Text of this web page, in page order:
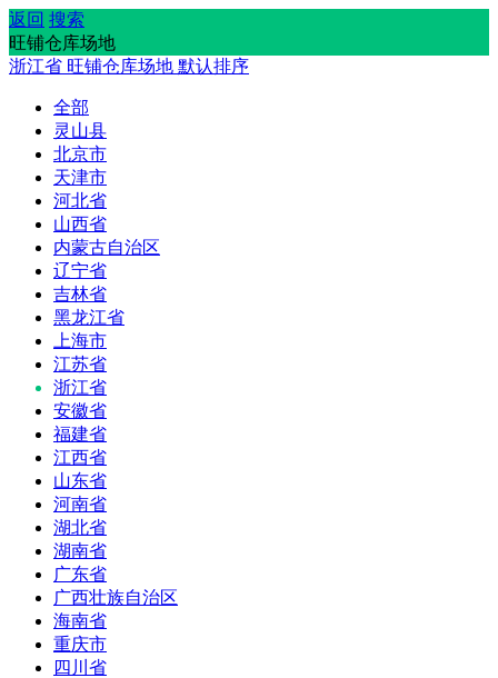
返回 搜索
旺铺仓库场地
浙江省 旺铺仓库场地 默认排序
全部
灵山县
北京市
天津市
河北省
山西省
内蒙古自治区
辽宁省
吉林省
黑龙江省
上海市
江苏省
浙江省
安徽省
福建省
江西省
山东省
河南省
湖北省
湖南省
广东省
广西壮族自治区
海南省
重庆市
四川省